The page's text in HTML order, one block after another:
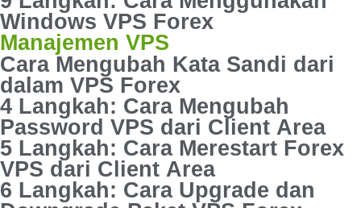
Windows VPS Forex
Manajemen VPS
Cara Mengubah Kata Sandi dari
dalam VPS Forex
4 Langkah: Cara Mengubah
Password VPS dari Client Area
5 Langkah: Cara Merestart Forex
VPS dari Client Area
6 Langkah: Cara Upgrade dan